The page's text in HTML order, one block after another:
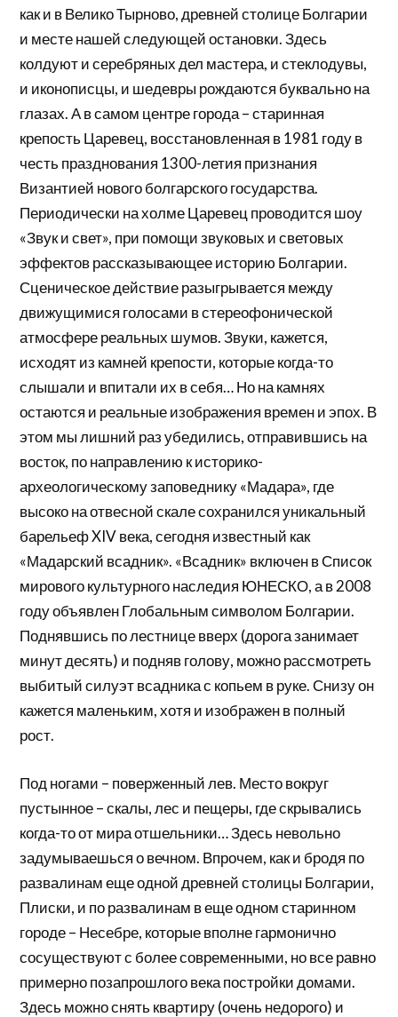
как и в Велико Тырново, древней столице Болгарии
и месте нашей следующей остановки. Здесь
колдуют и серебряных дел мастера, и стеклодувы,
и иконописцы, и шедевры рождаются буквально на
глазах. А в самом центре города – старинная
крепость Царевец, восстановленная в 1981 году в
честь празднования 1300-летия признания
Византией нового болгарского государства.
Периодически на холме Царевец проводится шоу
«Звук и свет», при помощи звуковых и световых
эффектов рассказывающее историю Болгарии.
Сценическое действие разыгрывается между
движущимися голосами в стереофонической
атмосфере реальных шумов. Звуки, кажется,
исходят из камней крепости, которые когда-то
слышали и впитали их в себя… Но на камнях
остаются и реальные изображения времен и эпох. В
этом мы лишний раз убедились, отправившись на
восток, по направлению к историко-
археологическому заповеднику «Мадара», где
высоко на отвесной скале сохранился уникальный
барельеф XIV века, сегодня известный как
«Мадарский всадник». «Всадник» включен в Список
мирового культурного наследия ЮНЕСКО, а в 2008
году объявлен Глобальным символом Болгарии.
Поднявшись по лестнице вверх (дорога занимает
минут десять) и подняв голову, можно рассмотреть
выбитый силуэт всадника с копьем в руке. Снизу он
кажется маленьким, хотя и изображен в полный
рост.
Под ногами – поверженный лев. Место вокруг
пустынное – скалы, лес и пещеры, где скрывались
когда-то от мира отшельники… Здесь невольно
задумываешься о вечном. Впрочем, как и бродя по
развалинам еще одной древней столицы Болгарии,
Плиски, и по развалинам в еще одном старинном
городе – Несебре, которые вполне гармонично
сосуществуют с более современными, но все равно
примерно позапрошлого века постройки домами.
Здесь можно снять квартиру (очень недорого) и